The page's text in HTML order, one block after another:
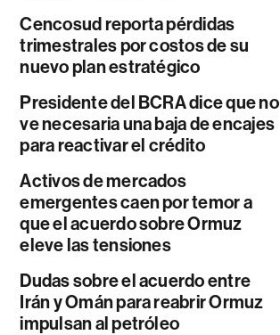
Cencosud reporta pérdidas
trimestrales por costos de su
nuevo plan estratégico
Presidente del BCRA dice que no
ve necesaria una baja de encajes
para reactivar el crédito
Activos de mercados
emergentes caen por temor a
que el acuerdo sobre Ormuz
eleve las tensiones
Dudas sobre el acuerdo entre
Irán y Omán para reabrir Ormuz
impulsan al petróleo